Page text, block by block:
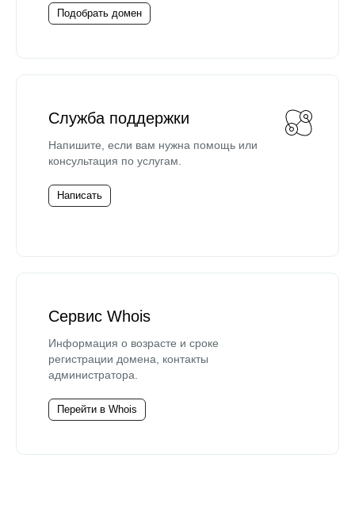
Подобрать домен
Служба поддержки
Напишите, если вам нужна помощь или
консультация по услугам.
Написать
Сервис Whois
Информация о возрасте и сроке
регистрации домена, контакты
администратора.
Перейти в Whois